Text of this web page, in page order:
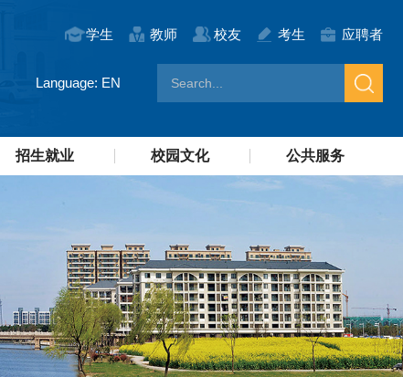
学生 教师 校友 考生 应聘者
Language: EN
招生就业 校园文化 公共服务